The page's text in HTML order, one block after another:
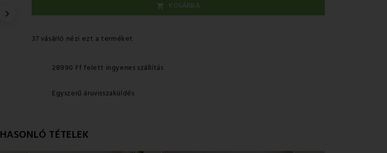

 KOSÁRBA
37 vásárló nézi ezt a terméket
28990 Ff felett ingyenes szállítás
Egyszerű áruvisszaküldés
HASONLÓ TÉTELEK